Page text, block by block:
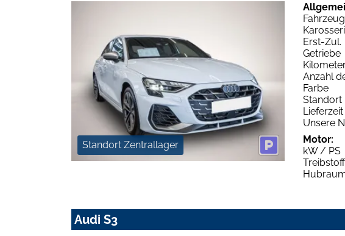
Standort Zentrallager
Erst-Zul.
Getriebe
Anzahl
Farbe
Standort
Lieferzeit
Unsere
Motor:
kW / PS
Treibstoff
Audi S3